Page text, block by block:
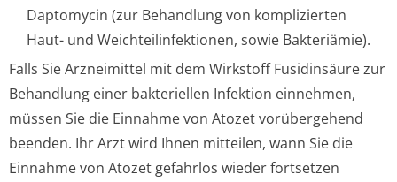
Daptomycin (zur Behandlung von komplizierten
Haut- und Weichteilinfek­tionen, sowie Bakteriämie).
Falls Sie Arzneimittel mit dem Wirkstoff Fusidinsäure zur
Behandlung einer bakteriellen Infektion einnehmen,
müssen Sie die Einnahme von Atozet vorübergehend
beenden. Ihr Arzt wird Ihnen mitteilen, wann Sie die
Einnahme von Atozet gefahrlos wieder fortsetzen